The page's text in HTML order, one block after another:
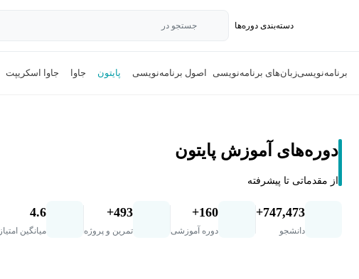
دسته‌بندی‌ دوره‌ها جستجو در
برنامه‌نویسیزبان‌های برنامه‌نویسی اصول برنامه‌نویسی پایتون جاوا جاوا اسکریپت
دوره‌های آموزش پایتون
از مقدماتی تا پیشرفته
747,473+
دانشجو
160+
دوره آموزشی
493+
تمرین و پروژه
4.6
میانگین امتیاز